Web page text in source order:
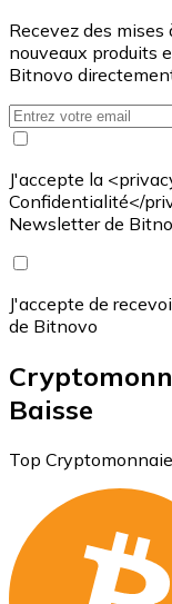
Recevez des mises
nouveaux produits
Bitnovo
J'accepte la
Confidentialité</
Newsletter de
J'accepte de
de Bitnovo
Baisse
Top